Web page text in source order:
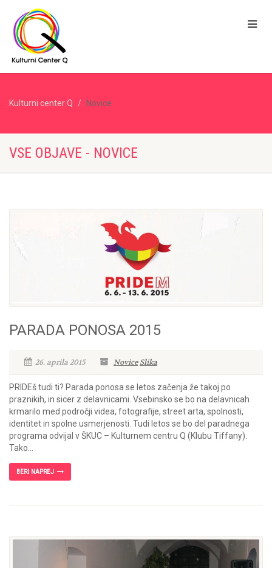
Kulturni center Q Novice
VSE OBJAVE - NOVICE
PARADA PONOSA 2015
26. aprila 2015 Novice Slika
PRIDEš tudi ti? Parada ponosa se letos začenja že takoj po
praznikih, in sicer z delavnicami. Vsebinsko se bo na delavnicah
krmarilo med področji videa, fotografije, street arta, spolnosti,
identitet in spolne usmerjenosti. Tudi letos se bo del paradnega
programa odvijal v ŠKUC – Kulturnem centru Q (Klubu Tiffany).
Tako...
BERI NAPREJ